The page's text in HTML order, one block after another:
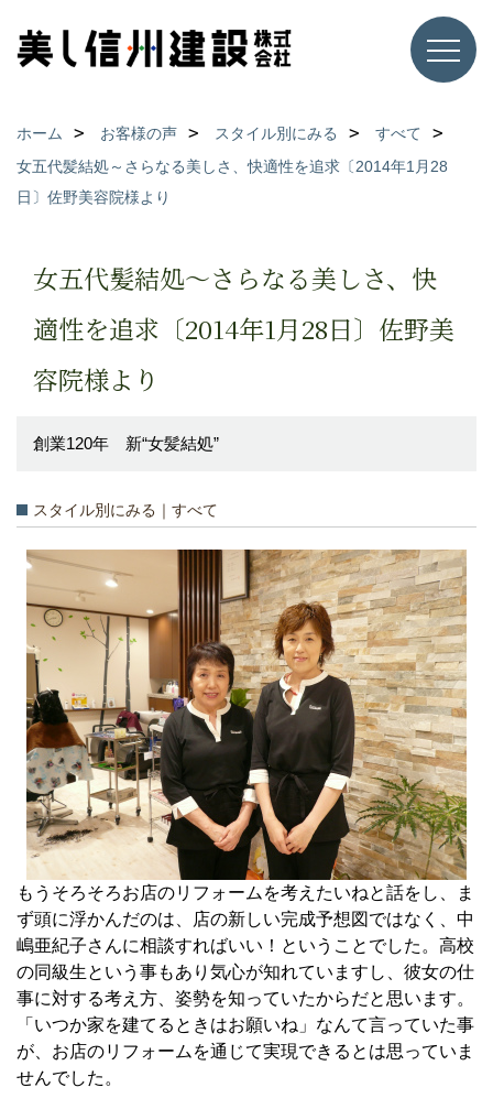
ホーム お客様の声 スタイル別にみる
すべて
女五代髪結処～さらなる美しさ、快適性を追求〔2014年1月28
日〕佐野美容院様より
女五代髪結処～さらなる美しさ、快
適性を追求〔2014年1月28日〕佐野美
容院様より
創業120年 新“女髪結処”
スタイル別にみる｜すべて
もうそろそろお店のリフォームを考えたいねと話をし、ま
ず頭に浮かんだのは、店の新しい完成予想図ではなく、中
嶋亜紀子さんに相談すればいい！ということでした。高校
の同級生という事もあり気心が知れていますし、彼女の仕
事に対する考え方、姿勢を知っていたからだと思います。
「いつか家を建てるときはお願いね」なんて言っていた事
が、お店のリフォームを通じて実現できるとは思っていま
せんでした。